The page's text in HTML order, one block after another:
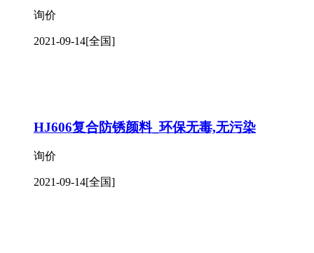
询价
2021-09-14[全国]
HJ606复合防锈颜料_环保无毒,无污染
询价
2021-09-14[全国]